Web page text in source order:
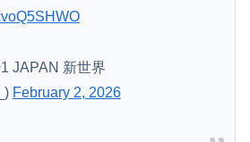
JAPAN 新世界
February 2, 2026